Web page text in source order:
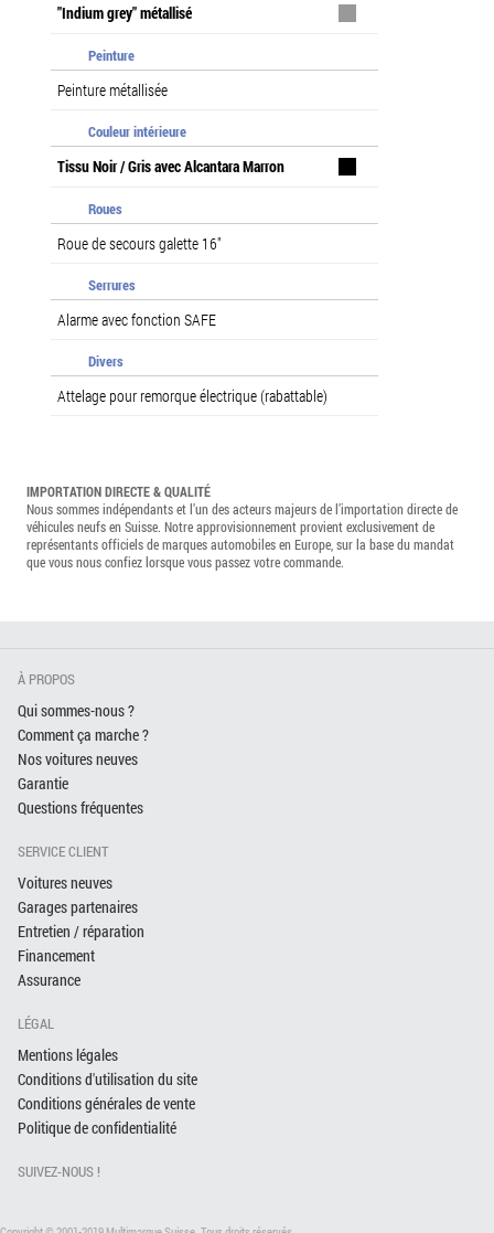
"Indium grey" métallisé
Peinture
Peinture métallisée
Couleur intérieure
Tissu Noir / Gris avec Alcantara Marron
Roues
Roue de secours galette 16"
Serrures
Alarme avec fonction SAFE
Divers
Attelage pour remorque électrique (rabattable)
IMPORTATION DIRECTE & QUALITÉ
Nous sommes indépendants et l’un des acteurs majeurs de l’importation directe de
véhicules neufs en Suisse. Notre approvisionnement provient exclusivement de
représentants officiels de marques automobiles en Europe, sur la base du mandat
que vous nous confiez lorsque vous passez votre commande.
À PROPOS
Qui sommes-nous ?
Comment ça marche ?
Nos voitures neuves
Garantie
Questions fréquentes
SERVICE CLIENT
Voitures neuves
Garages partenaires
Entretien / réparation
Financement
Assurance
LÉGAL
Mentions légales
Conditions d'utilisation du site
Conditions générales de vente
Politique de confidentialité
SUIVEZ-NOUS !